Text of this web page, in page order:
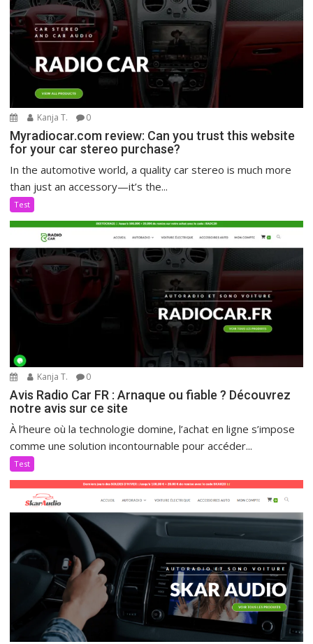
Kanja T. 0
Myradiocar.com review: Can you trust this website
for your car stereo purchase?
In the automotive world, a quality car stereo is much more
than just an accessory—it’s the...
Test
Kanja T. 0
Avis Radio Car FR : Arnaque ou fiable ? Découvrez
notre avis sur ce site
À l’heure où la technologie domine, l’achat en ligne s’impose
comme une solution incontournable pour accéder...
Test